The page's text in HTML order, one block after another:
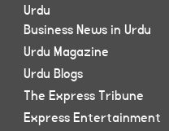
Urdu
Business News in Urdu
Urdu Magazine
Urdu Blogs
The Express Tribune
Express Entertainment